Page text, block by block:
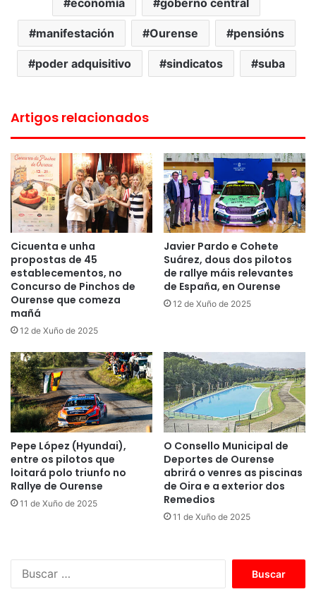
manifestación Ourense pensións
poder adquisitivo sindicatos suba
Artigos relacionados
Cicuenta e unha
propostas de 45
establecementos, no
Concurso de Pinchos de
Ourense que comeza
mañá
12 de Xuño de 2025
Javier Pardo e Cohete
Suárez, dous dos pilotos
de rallye máis relevantes
de España, en Ourense
12 de Xuño de 2025
Pepe López (Hyundai),
entre os pilotos que
loitará polo triunfo no
Rallye de Ourense
11 de Xuño de 2025
O Consello Municipal de
Deportes de Ourense
abrirá o venres as piscinas
de Oira e a exterior dos
Remedios
11 de Xuño de 2025